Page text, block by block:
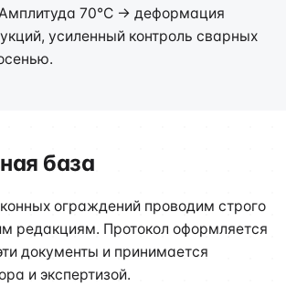
70°C → деформация
усиленный контроль сварных
база
ограждений проводим строго
редакциям. Протокол оформляется
документы и принимается
и экспертизой.